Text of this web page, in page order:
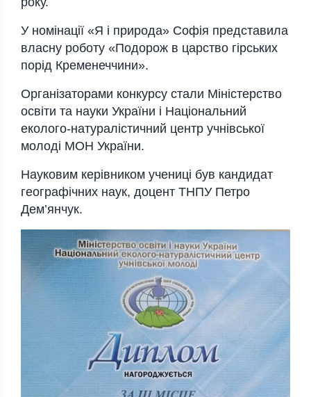
У номінації «Я і природа» Софія представила
власну роботу «Подорож в царство гірських
порід Кременеччини».
Організаторами конкурсу стали Міністерство
освіти та науки України і Національний
еколого-натуралістичний центр учнівської
молоді МОН України.
Науковим керівником учениці був кандидат
географічних наук, доцент ТНПУ Петро
Дем’янчук.